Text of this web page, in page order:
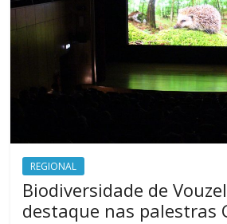
REGIONAL
Biodiversidade de
destaque nas palestras